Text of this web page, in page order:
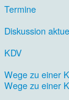
Termine
Diskussion
KDV
Wege zu einer
Wege zu einer